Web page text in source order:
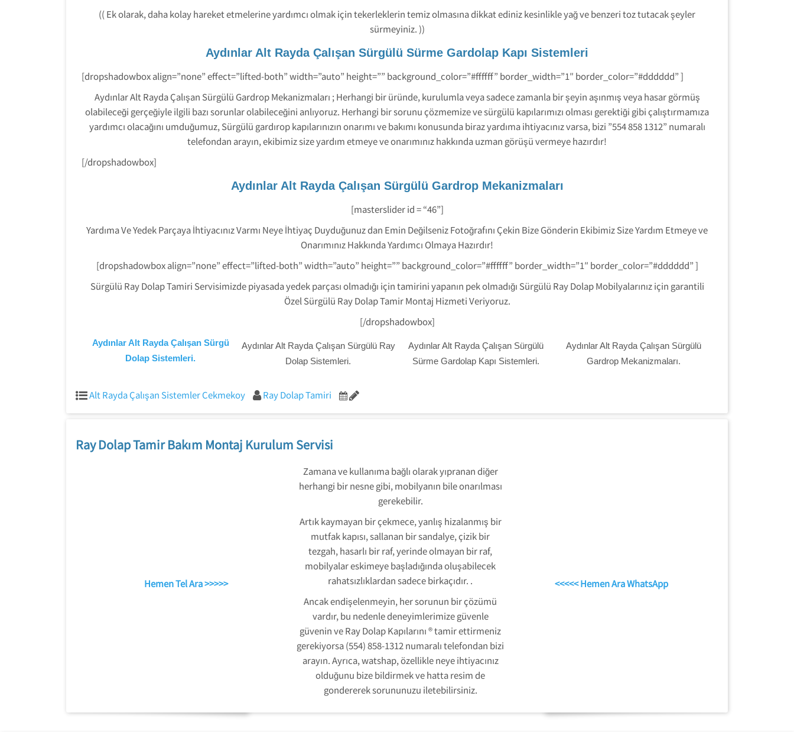
(( Ek olarak, daha kolay hareket etmelerine yardımcı olmak için tekerleklerin temiz olmasına dikkat ediniz kesinlikle yağ ve benzeri toz tutacak şeyler
sürmeyiniz. ))
Aydınlar Alt Rayda Çalışan Sürgülü Sürme Gardolap Kapı Sistemleri
[dropshadowbox align=”none” effect=”lifted-both” width=”auto” height=”” background_color=”#ffffff” border_width=”1″ border_color=”#dddddd” ]
Aydınlar Alt Rayda Çalışan Sürgülü Gardrop Mekanizmaları ; Herhangi bir üründe, kurulumla veya sadece zamanla bir şeyin aşınmış veya hasar görmüş
olabileceği gerçeğiyle ilgili bazı sorunlar olabileceğini anlıyoruz. Herhangi bir sorunu çözmemize ve sürgülü kapılarımızı olması gerektiği gibi çalıştırmamıza
yardımcı olacağını umduğumuz, Sürgülü gardırop kapılarınızın onarımı ve bakımı konusunda biraz yardıma ihtiyacınız varsa, bizi ”554 858 1312” numaralı
telefondan arayın, ekibimiz size yardım etmeye ve onarımınız hakkında uzman görüşü vermeye hazırdır!
[/dropshadowbox]
Aydınlar Alt Rayda Çalışan Sürgülü Gardrop Mekanizmaları
[masterslider id = “46”]
Yardıma Ve Yedek Parçaya İhtiyacınız Varmı Neye İhtiyaç Duyduğunuz dan Emin Değilseniz Fotoğrafını Çekin Bize Gönderin Ekibimiz Size Yardım Etmeye ve
Onarımınız Hakkında Yardımcı Olmaya Hazırdır!
[dropshadowbox align=”none” effect=”lifted-both” width=”auto” height=”” background_color=”#ffffff” border_width=”1″ border_color=”#dddddd” ]
Sürgülü Ray Dolap Tamiri Servisimizde piyasada yedek parçası olmadığı için tamirini yapanın pek olmadığı Sürgülü Ray Dolap Mobilyalarınız için garantili
Özel Sürgülü Ray Dolap Tamir Montaj Hizmeti Veriyoruz.
[/dropshadowbox]
Aydınlar Alt Rayda Çalışan Sürgü
Dolap Sistemleri.
Aydınlar Alt Rayda Çalışan Sürgülü Ray
Dolap Sistemleri.
Aydınlar Alt Rayda Çalışan Sürgülü
Sürme Gardolap Kapı Sistemleri.
Aydınlar Alt Rayda Çalışan Sürgülü
Gardrop Mekanizmaları.
Alt Rayda Çalışan Sistemler Cekmekoy Ray Dolap Tamiri
Ray Dolap Tamir Bakım Montaj Kurulum Servisi
Hemen Tel Ara >>>>>
Zamana ve kullanıma bağlı olarak yıpranan diğer
herhangi bir nesne gibi, mobilyanın bile onarılması
gerekebilir.
Artık kaymayan bir çekmece, yanlış hizalanmış bir
mutfak kapısı, sallanan bir sandalye, çizik bir
tezgah, hasarlı bir raf, yerinde olmayan bir raf,
mobilyalar eskimeye başladığında oluşabilecek
rahatsızlıklardan sadece birkaçıdır. .
Ancak endişelenmeyin, her sorunun bir çözümü
vardır, bu nedenle deneyimlerimize güvenle
güvenin ve Ray Dolap Kapılarını ® tamir ettirmeniz
gerekiyorsa (554) 858-1312 numaralı telefondan bizi
arayın. Ayrıca, watshap, özellikle neye ihtiyacınız
olduğunu bize bildirmek ve hatta resim de
gondererek sorununuzu iletebilirsiniz.
<<<<< Hemen Ara WhatsApp